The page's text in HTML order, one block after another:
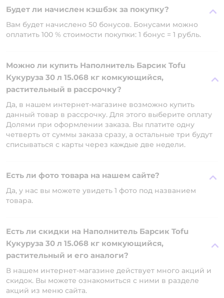
Будет ли начислен кэшбэк за покупку?
Вам будет начислено 50 бонусов. Бонусами можно
оплатить 100 % стоимости покупки: 1 бонус = 1 рубль.
Можно ли купить Наполнитель Барсик Tofu
Кукуруза 30 л 15.068 кг комкующийся,
растительный в рассрочку?
Да, в нашем интернет-магазине возможно купить
данный товар в рассрочку. Для этого выберите оплату
Долями при оформлении заказа. Вы платите одну
четверть от суммы заказа сразу, а остальные три будут
списываться с карты через каждые две недели.
Есть ли фото товара на нашем сайте?
Да, у нас вы можете увидеть 1 фото под названием
товара.
Есть ли скидки на Наполнитель Барсик Tofu
Кукуруза 30 л 15.068 кг комкующийся,
растительный и его аналоги?
В нашем интернет-магазине действует много акций и
скидок. Вы можете ознакомиться с ними в разделе
акций из меню сайта.